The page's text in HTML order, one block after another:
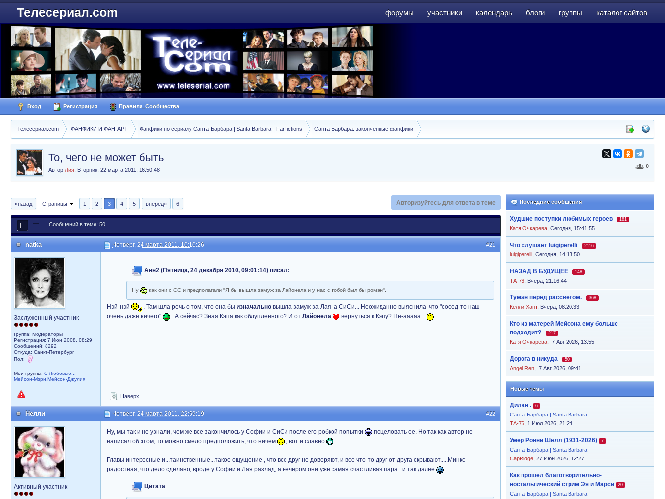
форумы участники календарь блоги группы каталог сайтов
Телесериал.com
Вход Регистрация Правила_Сообщества
Телесериал.com ФАНФИКИ И ФАН-АРТ Фанфики по сериалу Санта-Барбара | Santa Barbara - Fanfictions Санта-Барбара: законченные фанфики
0
То, чего не может быть
Автор Лия Вторник, 22 марта 2011, 16:50:48
Последние сообщения
Худшие поступки любимых героев 181
Катя Очкарева Сегодня, 15:41:55
Что слушает luigiperelli 2116
luigiperelli Сегодня, 14:13:50
НАЗАД В БУДУЩЕЕ 148
ТА-76 Вчера, 21:16:44
Туман перед рассветом. 368
Келли Хант, Вчера, 08:20:33
Кто из матерей Мейсона ему больше
подходит?
217
Катя Очкарева 7 Авг 2026, 13:55
Дорога в никуда 50
Angel Ren 7 Авг 2026, 09:41
Новые темы
Дилан . 6
Санта-Барбара | Santa Barbara
ТА-76 , 1 Июл 2026, 21:24
Умер Ронни Шелл (1931-2026) 7
Санта-Барбара | Santa Barbara
CapRidge , 27 Июн 2026, 12:27
Как прошёл благотворительно-
ностальгический стрим Эя и Марси
20
Санта-Барбара | Santa Barbara
«назад Страницы 1 2 3 4 5 вперед» 6 Авторизуйтесь для ответа в теме
Сообщений в теме: 50
#21
natka Четверг, 24 марта 2011, 10:10:26
Заслуженный участник
Группа: Модераторы
Регистрация: 7 Июн 2008, 08:29
Сообщений: 8292
Откуда: Санкт-Петербург
Пол:
Мои группы: С Любовью...
Мейсон-Мэри,Мейсон-Джулия
Анн2 (Пятница, 24 декабря 2010, 09:01:14) писал:
Ну как они с СС и предполагали "Я бы вышла замуж за Лайонела и у нас с тобой был бы роман".
Нэй-нэй . Там шла речь о том, что она бы изначально вышла замуж за Лая, а СиСи... Неожиданно выяснила, что "сосед-то наш
очень даже ничего"
. А сейчас? Зная Кэпа как облупленного? И от Лайонела вернуться к Кэпу? Не-ааааа...
Наверх
#22
Нелли Четверг, 24 марта 2011, 22:59:19
Активный участник
Ну, мы так и не узнали, чем же все закончилось у Софии и СиСи после его робкой попытки
поцеловать ее. Но так как автор не
написал об этом, то можно смело предположить, что ничем
, вот и славно
Главы интересные и...таинственные...такое ощущение , что все друг не доверяют, и все что-то друг от друга скрывают.....Минкс
радостная, что дело сделано, вроде у Софии и Лая разлад, а вечером они уже самая счастливая пара...и так далее
Цитата